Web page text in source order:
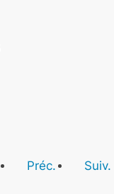
Préc. Suiv.